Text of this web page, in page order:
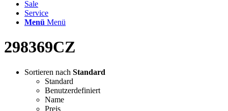
Sale
Service
Menü Menü
298369CZ
Sortieren nach Standard
Standard
Benutzerdefiniert
Name
Preis